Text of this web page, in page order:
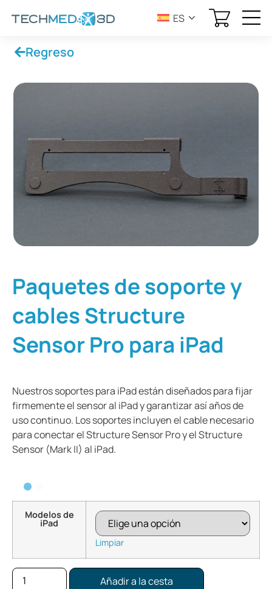
ES
Regreso
Paquetes de soporte y
cables Structure
Sensor Pro para iPad
Nuestros soportes para iPad están diseñados para fijar
firmemente el sensor al iPad y garantizar así años de
uso continuo. Los soportes incluyen el cable necesario
para conectar el Structure Sensor Pro y el Structure
Sensor (Mark II) al iPad.
Modelos de
iPad
Limpiar
Añadir a la cesta